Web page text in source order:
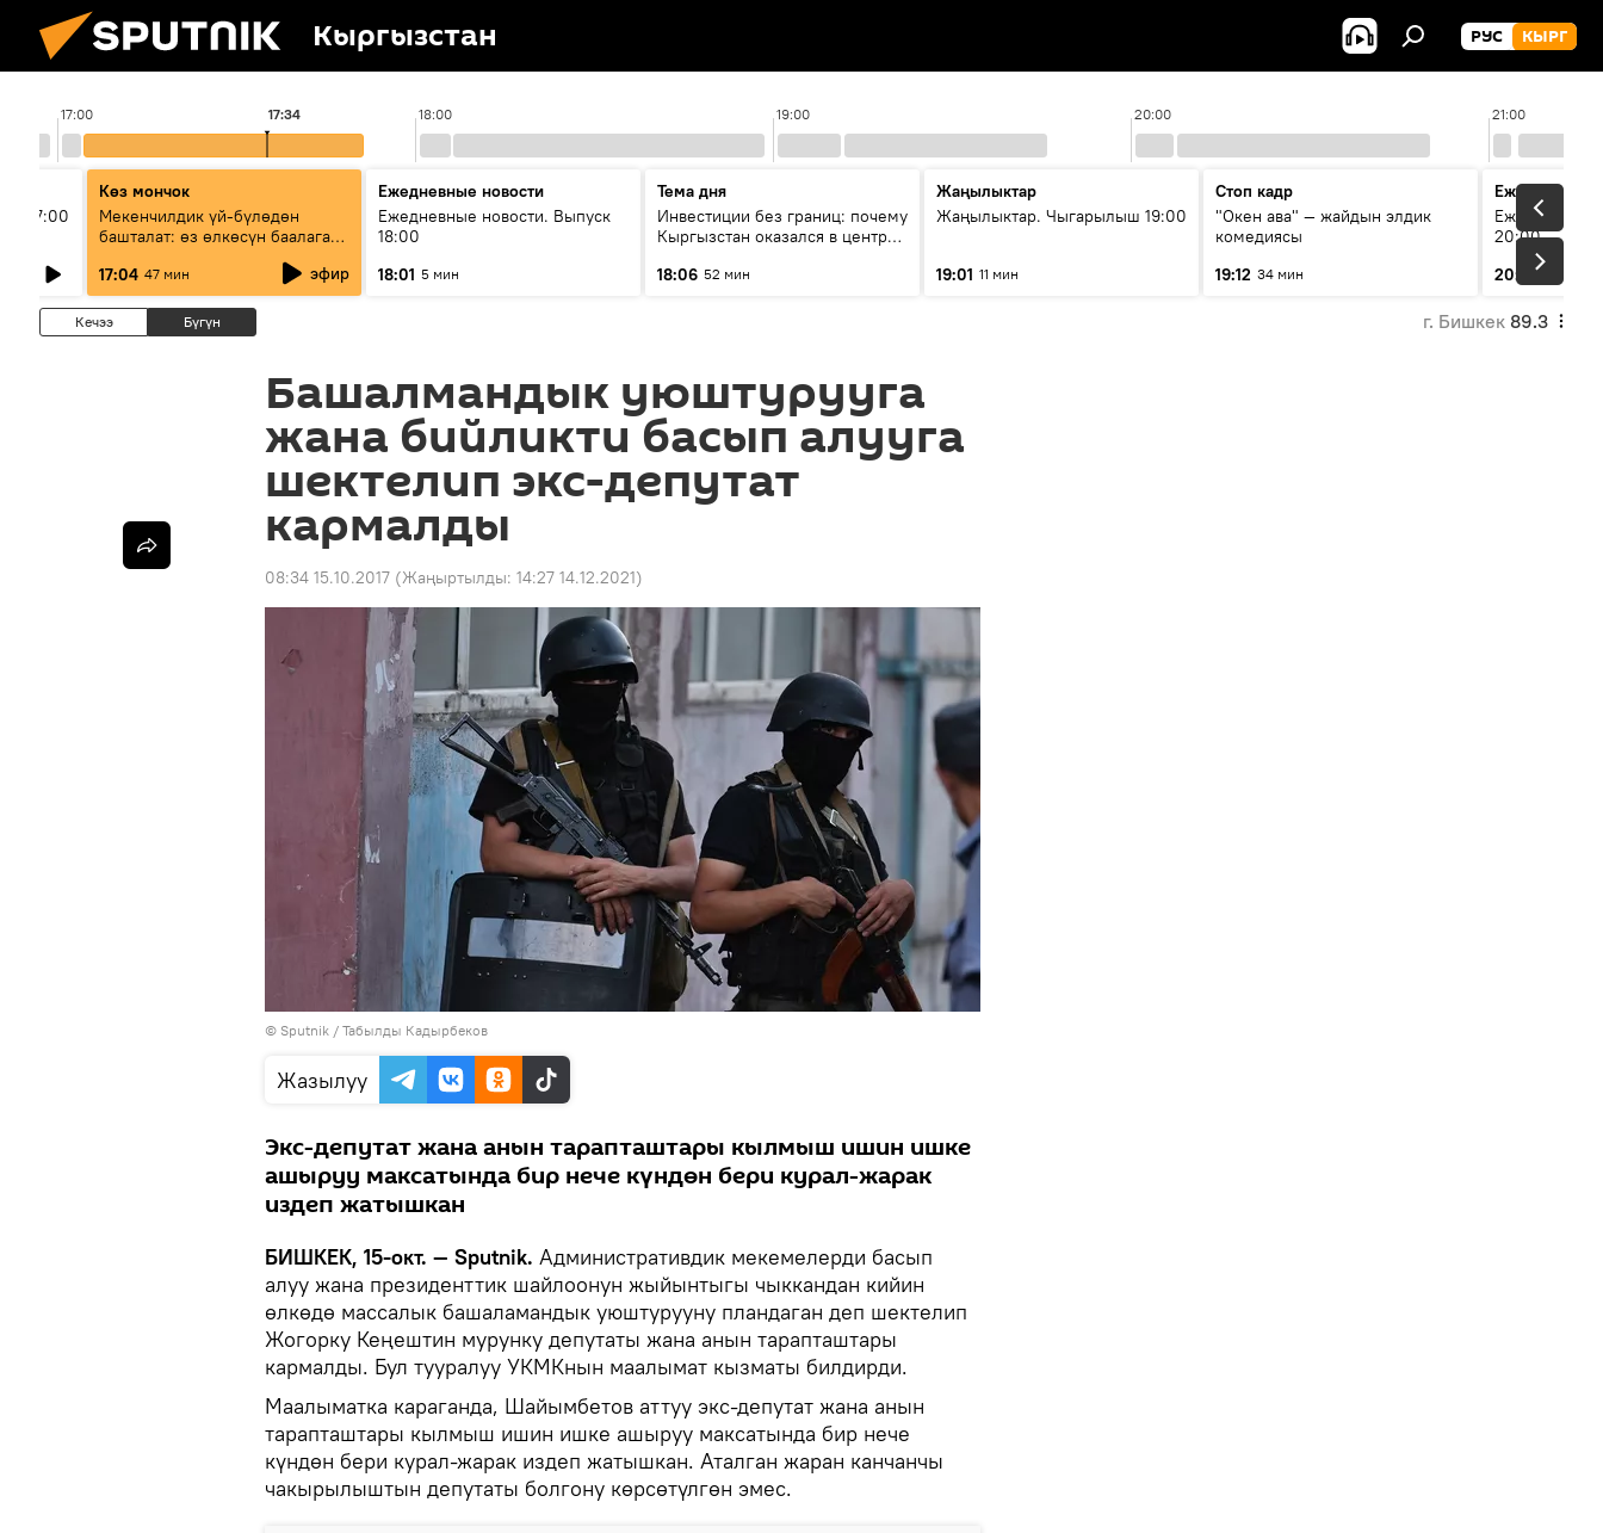
Кыргызстан РУС КЫРГ
17:00 18:00 19:00 20:00 21:00
17:34
17:00
Көз мончок
Мекенчилдик үй-бүлөдөн
башталат: өз өлкөсүн баалаган
муунду кантип тарбиялоо
керек?
17:04 47 мин эфир
Ежедневные новости
Ежедневные новости. Выпуск
18:00
18:01 5 мин
Тема дня
Инвестиции без границ: почему
Кыргызстан оказался в центре
18:06 52 мин
Жаңылыктар
Жаңылыктар. Чыгарылыш 19:00
19:01 11 мин
Стоп кадр
"Окен ава" — жайдын элдик
комедиясы
19:12 34 мин
Ежедневные
Ежедневные
20:00
20:01
Кечээ Бүгүн г. Бишкек 89.3
Башалмандык уюштурууга
жана бийликти басып алууга
шектелип экс-депутат
кармалды
08:34 15.10.2017 (Жаңыртылды: 14:27 14.12.2021)
© Sputnik / Табылды Кадырбеков
Жазылуу
Экс-депутат жана анын тарапташтары кылмыш ишин ишке
ашыруу максатында бир нече күндөн бери курал-жарак
издеп жатышкан
БИШКЕК, 15-окт. — Sputnik. Административдик мекемелерди басып
алуу жана президенттик шайлоонун жыйынтыгы чыккандан кийин
өлкөдө массалык башаламандык уюштурууну пландаган деп шектелип
Жогорку Кеңештин мурунку депутаты жана анын тарапташтары
кармалды. Бул тууралуу УКМКнын маалымат кызматы билдирди.
Маалыматка караганда, Шайымбетов аттуу экс-депутат жана анын
тарапташтары кылмыш ишин ишке ашыруу максатында бир нече
күндөн бери курал-жарак издеп жатышкан. Аталган жаран канчанчы
чакырылыштын депутаты болгону көрсөтүлгөн эмес.